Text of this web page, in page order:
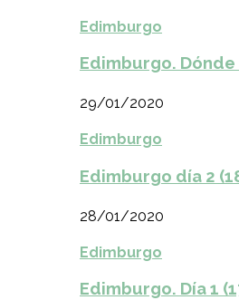
Edimburgo
Edimburgo.
29/01/2020
Edimburgo
Edimburgo día 2
28/01/2020
Edimburgo
Edimburgo. Día 1